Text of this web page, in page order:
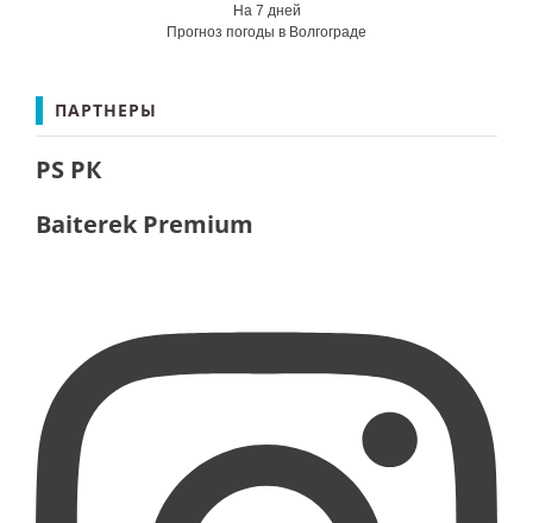
На 7 дней
Прогноз погоды в Волгограде
ПАРТНЕРЫ
PS РК
Baiterek Premium